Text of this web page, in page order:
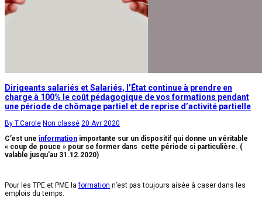
Dirigeants salariés et Salariés, l’État continue à prendre en
charge à 100% le coût pédagogique de vos formations pendant
une période de chômage partiel et de reprise d’activité partielle
By T.Carole Non classé 20 Avr 2020
C’est une information importante sur un dispositif qui donne un véritable
« coup de pouce » pour se former dans cette période si particulière. (
valable jusqu’au 31.12.2020)
Pour les TPE et PME laformation n’est pas toujours aisée à caser dans les
emplois du temps.